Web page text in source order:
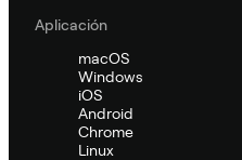
Aplicación
macOS
Windows
iOS
Android
Chrome
Linux